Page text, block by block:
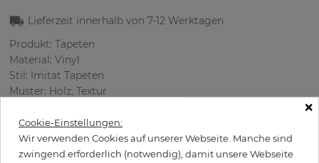
Lieferzeit innerhalb von7-12 Werktagen
Produkt: Tapeten
Material: Vinyl
Stil: Imitat Tapeten
Muster: Holz, Textur
Verwendung: Büro, Schlafzimmer, Wohnzimmer
Farbe: Grau
×
Cookie-Einstellungen:
Wir verwenden Cookies auf unserer Webseite. Manche sind
zwingend erforderlich (notwendig), damit unsere Webseite